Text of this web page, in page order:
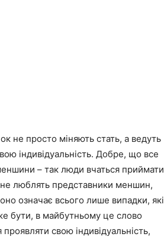
не просто міняють стать, а ведуть
індивідуальність. Добре, що все
– так люди вчаться приймати
люблять представники меншин,
означає всього лише випадки, які
бути, в майбутньому це слово
свою індивідуальність,